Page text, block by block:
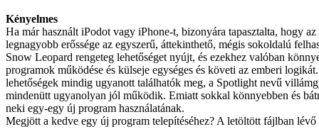
Kényelmes
Ha már használt iPodot vagy iPhone-t, bizonyára tapasztalta, hogy
legnagyobb erőssége az egyszerű, áttekinthető, mégis sokoldalú
Snow Leopard rengeteg lehetőséget nyújt, és ezekhez valóban
programok működése és külseje egységes és követi az emberi
lehetőségek mindig ugyanott találhatók meg, a Spotlight nevű
mindenütt ugyanolyan jól működik. Emiatt sokkal könnyebben és
neki egy-egy új program használatának.
Megjött a kedve egy új program telepítéséhez? A letöltött fájlban